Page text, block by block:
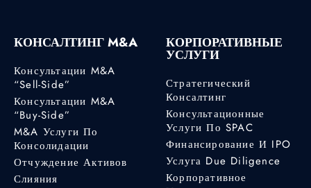
КОНСАЛТИНГ M&A
Консультации M&A
“Sell-Side”
Консультации M&A
“Buy-Side”
M&A Услуги По
Консолидации
Отчуждение Активов
Слияния
КОРПОРАТИВНЫЕ
УСЛУГИ
Стратегический
Консалтинг
Консультационные
Услуги По SPAC
Финансирование И IPO
Услуга Due Diligence
Корпоративное